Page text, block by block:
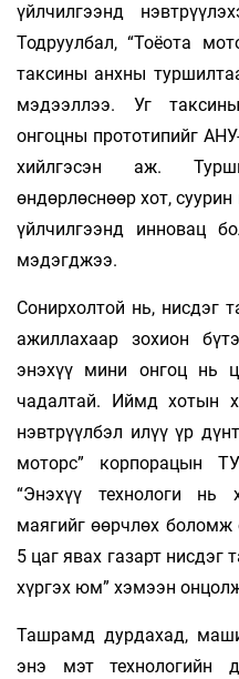
үйлчилгээнд
Тодруулбал, “Тоёота
таксины анхны
мэдээллээ. Уг
онгоцны прототипийг
хийлгэсэн аж.
өндөрлөснөөр хот,
үйлчилгээнд инновац
мэдэгджээ.
Сонирхолтой нь, нисдэг
ажиллахаар зохион
энэхүү мини онгоц нь
чадалтай. Иймд хотын
нэвтрүүлбэл илүү үр
моторс” корпорацын
“Энэхүү технологи нь
маягийг өөрчлөх
5 цаг явах газарт нисдэг
хүргэх юм” хэмээн
Ташрамд дурдахад,
энэ мэт технологийн